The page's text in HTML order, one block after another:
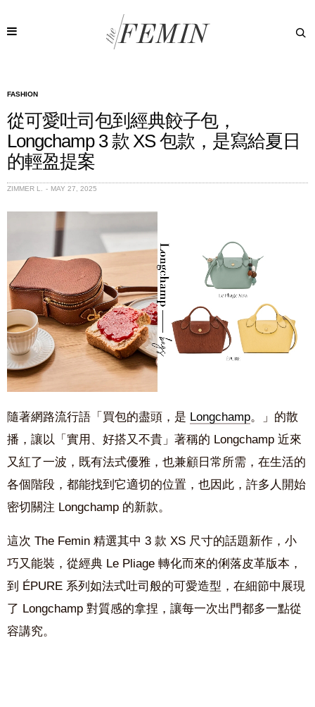
FASHION
從可愛吐司包到經典餃子包，
Longchamp 3 款 XS 包款，是寫給夏日
的輕盈提案
ZIMMER L. MAY 27, 2025
隨著網路流行語「買包的盡頭，是 Longchamp。」的散
播，讓以「實用、好搭又不貴」著稱的 Longchamp 近來
又紅了一波 ，既有法式優雅，也兼顧日常所需，在生活的
各個階段，都能找到它適切的位置，也因此，許多人開始
密切關注 Longchamp 的新款。
這次 The Femin 精選其中 3 款 XS 尺寸的話題新作，小
巧又能裝，從經典 Le Pliage 轉化而來的俐落皮革版本，
到 ÉPURE 系列如法式吐司般的可愛造型，在細節中展現
了 Longchamp 對質感的拿捏，讓每一次出門都多一點從
容講究。